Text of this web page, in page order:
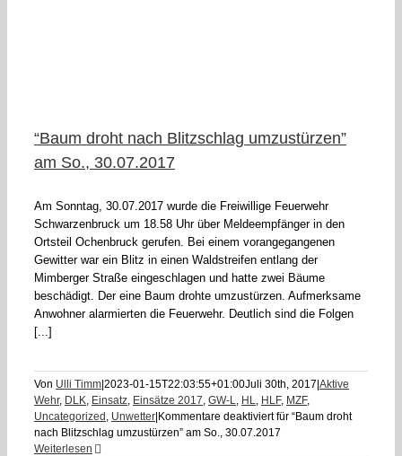
“Baum droht nach Blitzschlag umzustürzen”
am So., 30.07.2017
Am Sonntag, 30.07.2017 wurde die Freiwillige Feuerwehr
Schwarzenbruck um 18.58 Uhr über Meldeempfänger in den
Ortsteil Ochenbruck gerufen. Bei einem vorangegangenen
Gewitter war ein Blitz in einen Waldstreifen entlang der
Mimberger Straße eingeschlagen und hatte zwei Bäume
beschädigt. Der eine Baum drohte umzustürzen. Aufmerksame
Anwohner alarmierten die Feuerwehr. Deutlich sind die Folgen
[...]
Von Ulli Timm 2023-01-15T22:03:55+01:00Juli 30th, 2017 Aktive
Wehr, DLK, Einsatz, Einsätze 2017, GW-L, HL, HLF, MZF,
Uncategorized , Unwetter Kommentare deaktiviertfür “Baum droht
nach Blitzschlag umzustürzen” am So., 30.07.2017
Weiterlesen